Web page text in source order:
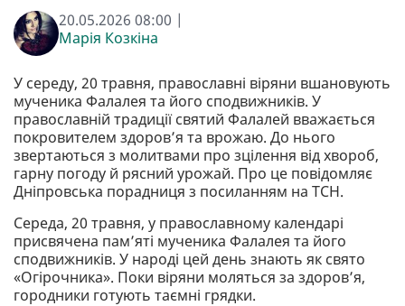
20.05.2026 08:00 |
Марія Козкіна
У середу, 20 травня, православні віряни вшановують
мученика Фалалея та його сподвижників. У
православній традиції святий Фалалей вважається
покровителем здоров’я та врожаю. До нього
звертаються з молитвами про зцілення від хвороб,
гарну погоду й рясний урожай. Про це повідомляє
Дніпровська порадниця з посиланням на ТСН.
Середа, 20 травня, у православному календарі
присвячена пам’яті мученика Фалалея та його
сподвижників. У народі цей день знають як свято
«Огірочника». Поки віряни моляться за здоров’я,
городники готують таємні грядки.